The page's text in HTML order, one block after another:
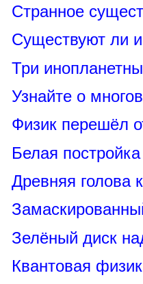
Странное
Существуют ли
Три
Узнайте о
Физик перешёл
Белая
Древняя голова
Зелёный диск
Квантовая